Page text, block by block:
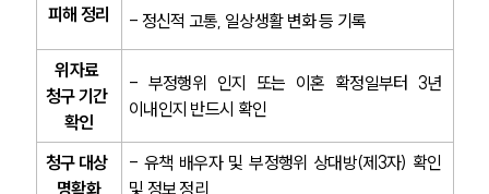
피해 정리
- 정신적 고통, 일상생활 변화 등 기록
위자료
청구 기간
확인
- 부정행위 인지 또는 이혼 확정일부터 3년
이내인지 반드시 확인
청구 대상
명확화
- 유책 배우자 및 부정행위 상대방(제3자) 확인
및 정보 정리